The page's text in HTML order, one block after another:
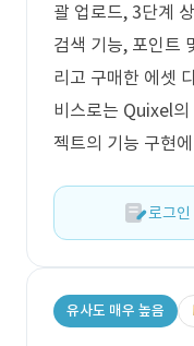
괄 업로드, 3단계
검색 기능, 포인트
리고 구매한 에셋
비스로는 Quixel
젝트의 기능 구현
로그인
유사도 매우 높음